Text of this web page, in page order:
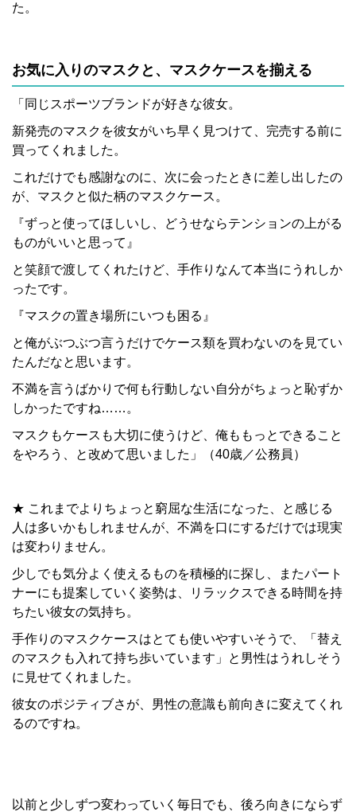
た。
お気に入りのマスクと、マスクケースを揃える
「同じスポーツブランドが好きな彼女。
新発売のマスクを彼女がいち早く見つけて、完売する前に
買ってくれました。
これだけでも感謝なのに、次に会ったときに差し出したの
が、マスクと似た柄のマスクケース。
『ずっと使ってほしいし、どうせならテンションの上がる
ものがいいと思って』
と笑顔で渡してくれたけど、手作りなんて本当にうれしか
ったです。
『マスクの置き場所にいつも困る』
と俺がぶつぶつ言うだけでケース類を買わないのを見てい
たんだなと思います。
不満を言うばかりで何も行動しない自分がちょっと恥ずか
しかったですね……。
マスクもケースも大切に使うけど、俺ももっとできること
をやろう、と改めて思いました」（40歳／公務員）
★ これまでよりちょっと窮屈な生活になった、と感じる
人は多いかもしれませんが、不満を口にするだけでは現実
は変わりません。
少しでも気分よく使えるものを積極的に探し、またパート
ナーにも提案していく姿勢は、リラックスできる時間を持
ちたい彼女の気持ち。
手作りのマスクケースはとても使いやすいそうで、「替え
のマスクも入れて持ち歩いています」と男性はうれしそう
に見せてくれました。
彼女のポジティブさが、男性の意識も前向きに変えてくれ
るのですね。
以前と少しずつ変わっていく毎日でも、後ろ向きにならず